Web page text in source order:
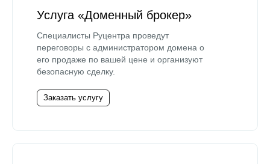
Услуга «Доменный брокер»
Специалисты Руцентра проведут
переговоры с администратором домена о
его продаже по вашей цене и организуют
безопасную сделку.
Заказать услугу